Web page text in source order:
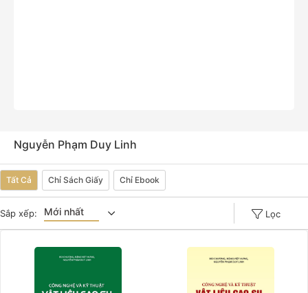
Nguyễn Phạm Duy Linh
Tất Cả Chỉ Sách Giấy Chỉ Ebook
Sắp xếp: Mới nhất Lọc